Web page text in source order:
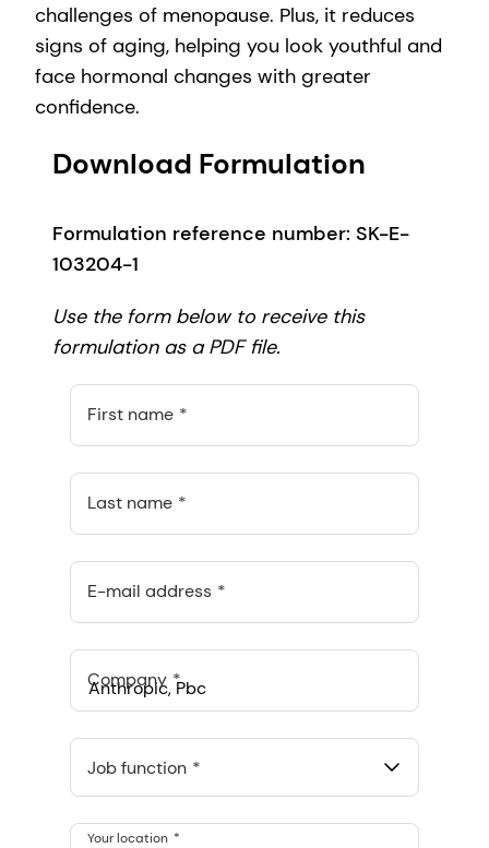
challenges of menopause. Plus, it reduces
signs of aging, helping you look youthful and
face hormonal changes with greater
confidence.
Download Formulation
Formulation reference number: SK-E-
103204-1
Use the form below to receive this
formulation as a PDF file.
First name
Last name
E-mail address
Company
548 Market St Pmb 90375, San Francisco, California, US
Job function
Your location